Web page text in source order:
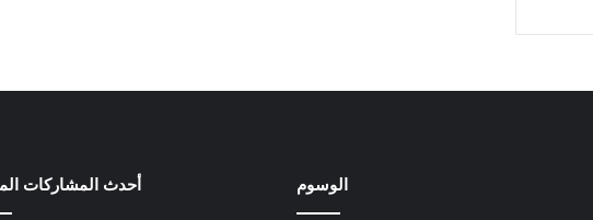
أحدث المشاركات الوسوم